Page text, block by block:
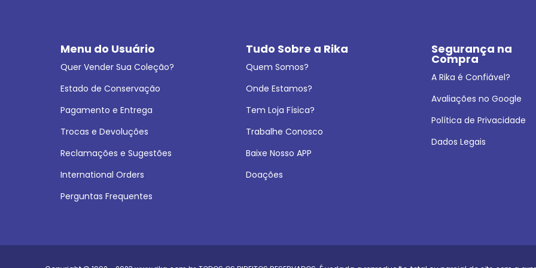
Menu do Usuário
Quer Vender Sua Coleção?
Estado de Conservação
Pagamento e Entrega
Trocas e Devoluções
Reclamações e Sugestões
International Orders
Perguntas Frequentes
Tudo Sobre a Rika
Quem Somos?
Onde Estamos?
Tem Loja Física?
Trabalhe Conosco
Baixe Nosso APP
Doações
Segurança na
Compra
A Rika é Confiável?
Avaliações no Google
Política de Privacidade
Dados Legais